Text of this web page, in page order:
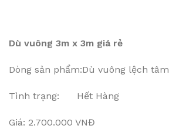
Dù vuông 3m x 3m giá rẻ
Dòng sản phẩm:Dù vuông lệch tâm
Tình trạng: Hết Hàng
Giá: 2.700.000 VNĐ